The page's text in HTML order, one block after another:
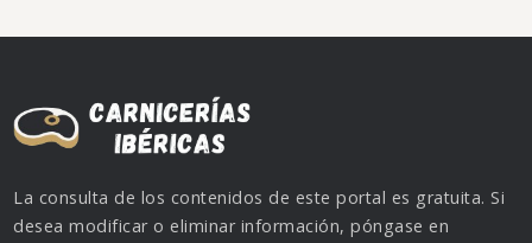
La consulta de los contenidos de este portal es gratuita. Si
desea modificar o eliminar información, póngase en